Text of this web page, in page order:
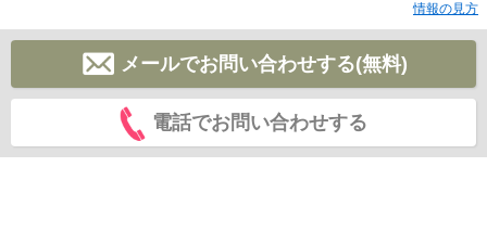
情報の見方
メールでお問い合わせする(無料)
電話でお問い合わせする